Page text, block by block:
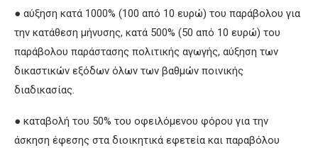
● αύξηση κατά 1000% (100 από 10 ευρώ) του παράβολου για
την κατάθεση μήνυσης, κατά 500% (50 από 10 ευρώ) του
παράβολου παράστασης πολιτικής αγωγής, αύξηση των
δικαστικών εξόδων όλων των βαθμών ποινικής
διαδικασίας.
● καταβολή του 50% του οφειλόμενου φόρου για την
άσκηση έφεσης στα διοικητικά εφετεία και παραβόλου